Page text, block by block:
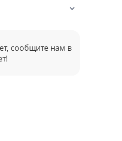
сообщите нам в